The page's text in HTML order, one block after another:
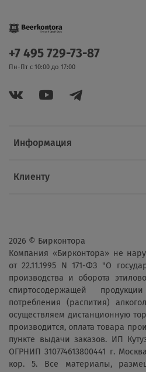
Информация
Клиенту
+7 495 729-73-87
Пн-Пт с 10:00 до 17:00
2026 © Бирконтора
Компания «Бирконтора» не
от 22.11.1995 N 171-ФЗ "О
производства и оборота
спиртосодержащей
потребления (распития)
осуществляем дистанционную
производится, оплата товара
пункте выдачи заказов. ИП
ОГРНИП 310774613800441 г.
кор. 5. Все материалы,